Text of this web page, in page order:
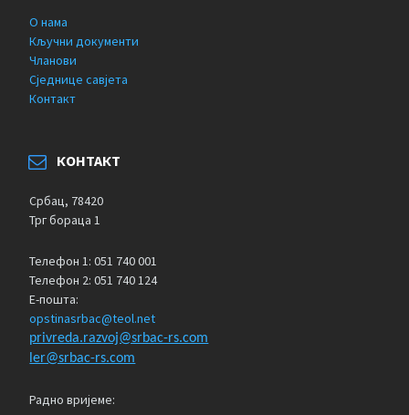
О нама
Кључни документи
Чланови
Сједнице савјета
Контакт
КОНТАКТ
Србац, 78420
Трг бораца 1
Телефон 1: 051 740 001
Телефон 2: 051 740 124
Е-пошта:
opstinasrbac@teol.net
privreda.razvoj@srbac-rs.com
ler@srbac-rs.com
Радно вријеме: